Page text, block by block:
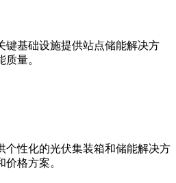
键基础设施提供站点储能解决方
量。
个性化的光伏集装箱和储能解决方
格方案。